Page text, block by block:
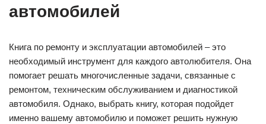
автомобилей
Книга по ремонту и эксплуатации автомобилей – это
необходимый инструмент для каждого автолюбителя. Она
помогает решать многочисленные задачи, связанные с
ремонтом, техническим обслуживанием и диагностикой
автомобиля. Однако, выбрать книгу, которая подойдет
именно вашему автомобилю и поможет решить нужную